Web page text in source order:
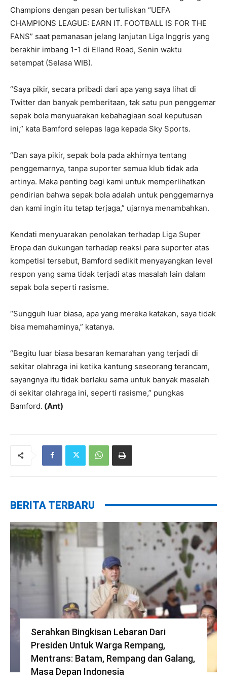
Champions dengan pesan bertuliskan “UEFA
CHAMPIONS LEAGUE: EARN IT. FOOTBALL IS FOR THE
FANS” saat pemanasan jelang lanjutan Liga Inggris yang
berakhir imbang 1-1 di Elland Road, Senin waktu
setempat (Selasa WIB).
“Saya pikir, secara pribadi dari apa yang saya lihat di
Twitter dan banyak pemberitaan, tak satu pun penggemar
sepak bola menyuarakan kebahagiaan soal keputusan
ini,” kata Bamford selepas laga kepada Sky Sports.
“Dan saya pikir, sepak bola pada akhirnya tentang
penggemarnya, tanpa suporter semua klub tidak ada
artinya. Maka penting bagi kami untuk memperlihatkan
pendirian bahwa sepak bola adalah untuk penggemarnya
dan kami ingin itu tetap terjaga,” ujarnya menambahkan.
Kendati menyuarakan penolakan terhadap Liga Super
Eropa dan dukungan terhadap reaksi para suporter atas
kompetisi tersebut, Bamford sedikit menyayangkan level
respon yang sama tidak terjadi atas masalah lain dalam
sepak bola seperti rasisme.
“Sungguh luar biasa, apa yang mereka katakan, saya tidak
bisa memahaminya,” katanya.
“Begitu luar biasa besaran kemarahan yang terjadi di
sekitar olahraga ini ketika kantung seseorang terancam,
sayangnya itu tidak berlaku sama untuk banyak masalah
di sekitar olahraga ini, seperti rasisme,” pungkas
Bamford. (Ant)
BERITA TERBARU
Serahkan Bingkisan Lebaran Dari
Presiden Untuk Warga Rempang,
Mentrans: Batam, Rempang dan Galang,
Masa Depan Indonesia